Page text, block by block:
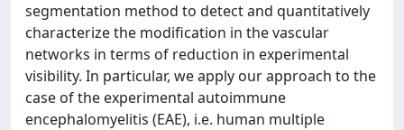
segmentation method to detect and quantitatively
characterize the modification in the vascular
networks in terms of reduction in experimental
visibility. In particular, we apply our approach to the
case of the experimental autoimmune
encephalomyelitis (EAE), i.e. human multiple